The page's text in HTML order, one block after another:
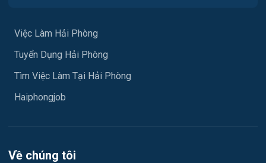
Y tế
May mặc
Việc làm An Hải
Việc làm An Phong
Việc làm Hải Dương
Việc Làm Hải Phòng
Tuyển Dụng Hải Phòng
Tìm Việc Làm Tại Hải Phòng
Haiphongjob
Về chúng tôi